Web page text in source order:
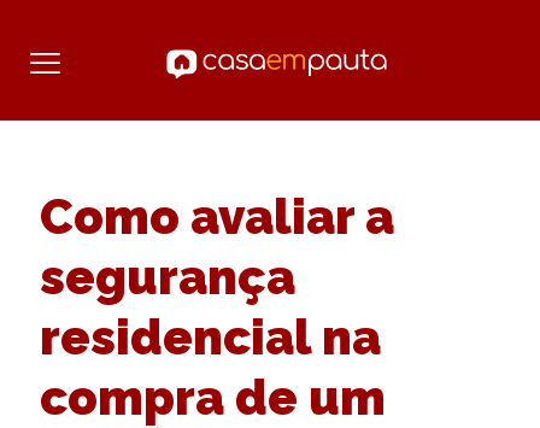
Como avaliar a
segurança
residencial na
compra de um